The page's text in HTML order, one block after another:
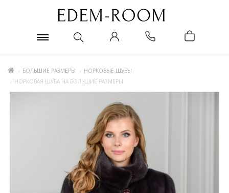
БОЛЬШИЕ РАЗМЕРЫ
НОРКОВЫЕ ШУБЫ
НОРКОВАЯ ШУБА НА БОЛЬШИЕ РАЗМЕРЫ